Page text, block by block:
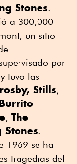
Stones.
a 300,000
un sitio
por
tuvo las
Stills,
, The
Stones.
1969 se ha
tragedias del